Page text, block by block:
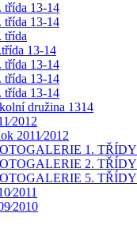
třída 13-14
třída 13-14
třída
13-14
třída 13-14
třída 13-14
třída 13-14
družina 1314
2011⁄2012
1. TŘÍDY
2. TŘÍDY
5. TŘÍDY